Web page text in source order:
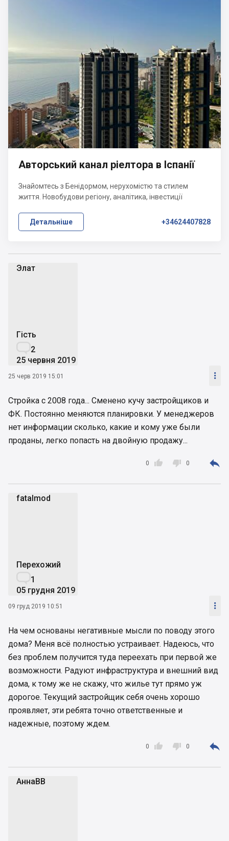
Элат
Гість
2
25 червня 2019
25 черв 2019 15:01 
Стройка с 2008 года... Сменено кучу застройщиков и
ФК. Постоянно меняются планировки. У менеджеров
нет информации сколько, какие и кому уже были
проданы, легко попасть на двойную продажу...

0  0 
fatalmod
Перехожий
1
05 грудня 2019
09 груд 2019 10:51 
На чем основаны негативные мысли по поводу этого
дома? Меня всё полностью устраивает. Надеюсь, что
без проблем получится туда переехать при первой же
возможности. Радуют инфраструктура и внешний вид
дома, к тому же не скажу, что жилье тут прямо уж
дорогое. Текущий застройщик себя очень хорошо
проявляет, эти ребята точно ответственные и
надежные, поэтому ждем.

0  0 
АннаВВ
Авторський канал ріелтора в Іспанії
Знайомтесь з Бенідормом, нерухомістю та стилем
життя. Новобудови регіону, аналітика, інвестиції
Детальніше +34624407828